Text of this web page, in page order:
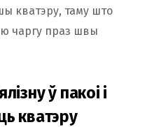
кватэру, таму што
чаргу праз швы
ў пакоі і
кватэру